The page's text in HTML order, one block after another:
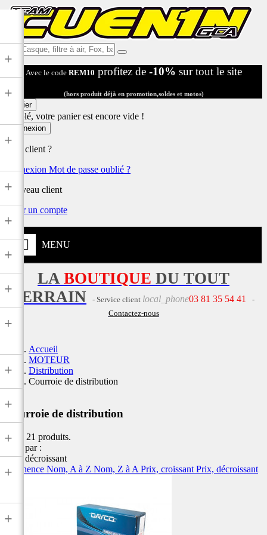
Ex:
Casque,
filtre
air,
Fox,
...
Avec le code REM10 profitez de -10% sur tout le site
(hors produit déjà en promotion,soldes et motos)
Panier
Désolé, votre panier est encore vide !
Connexion
Déjà client ?
Connexion Mot de passe oublié ?
Nouveau client
Créer un compte
MENU
+
+
+
+
+
+
+
+
+
+
+
+
+
LA BOUTIQUE DU TOUT
TERRAIN
- Service client local_phone03 81 35 54 41
-
Contactez-nous
Accueil
MOTEUR
Distribution
Courroie de distribution
Courroie de distribution
Il y a 21 produits.
Trier par :
Prix, décroissant
Pertinence Nom, A à Z Nom, Z à A Prix, croissant Prix, décroissant